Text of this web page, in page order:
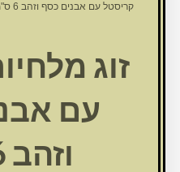
קריסטל עם אבנים כסף וזהב 6 ס"מ
זוג
עם
וזהב 6 ס"מ